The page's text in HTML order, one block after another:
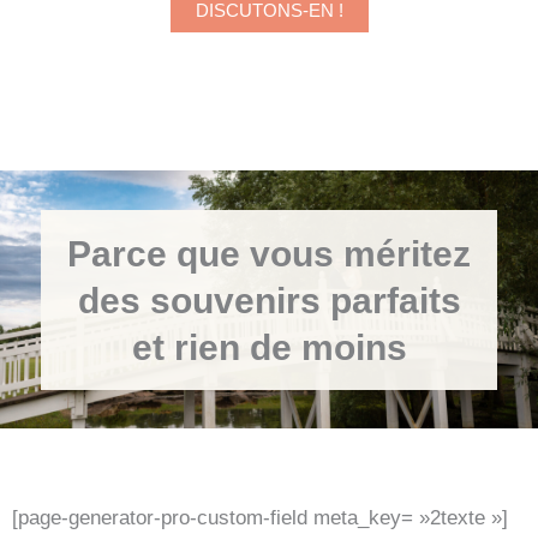
DISCUTONS-EN !
Parce que vous méritez
des souvenirs parfaits
et rien de moins
[page-generator-pro-custom-field meta_key= »2texte »]